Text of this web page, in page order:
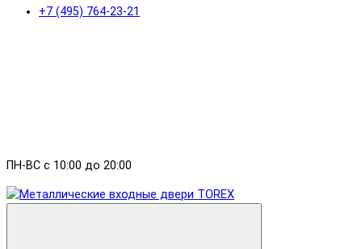
+7 (495) 764-23-21
ПН-ВС с 10:00 до 20:00